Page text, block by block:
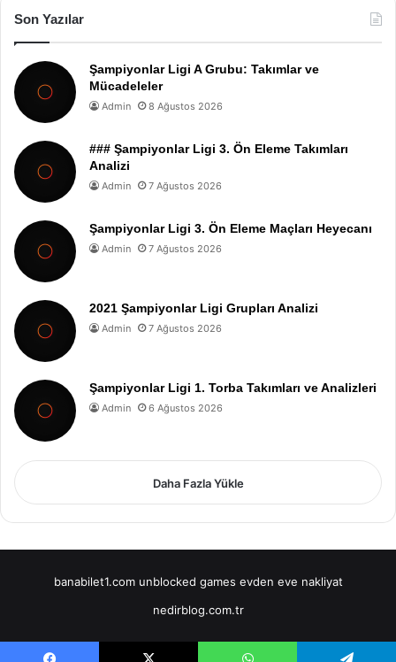
Son Yazılar
Şampiyonlar Ligi A Grubu: Takımlar ve
Mücadeleler
Admin 8 Ağustos 2026
### Şampiyonlar Ligi 3. Ön Eleme Takımları
Analizi
Admin 7 Ağustos 2026
Şampiyonlar Ligi 3. Ön Eleme Maçları Heyecanı
Admin 7 Ağustos 2026
2021 Şampiyonlar Ligi Grupları Analizi
Admin 7 Ağustos 2026
Şampiyonlar Ligi 1. Torba Takımları ve Analizleri
Admin 6 Ağustos 2026
Daha Fazla Yükle
banabilet1.com unblocked games evden eve nakliyat
nedirblog.com.tr